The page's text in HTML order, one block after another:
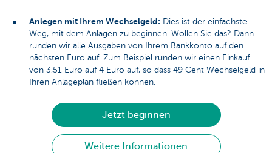
Anlegen mit Ihrem Wechselgeld: Dies ist der einfachste
Weg, mit dem Anlagen zu beginnen. Wollen Sie das? Dann
runden wir alle Ausgaben von Ihrem Bankkonto auf den
nächsten Euro auf. Zum Beispiel runden wir einen Einkauf
von 3,51 Euro auf 4 Euro auf, so dass 49 Cent Wechselgeld in
Ihren Anlageplan fließen können.
Jetzt beginnen
Weitere Informationen